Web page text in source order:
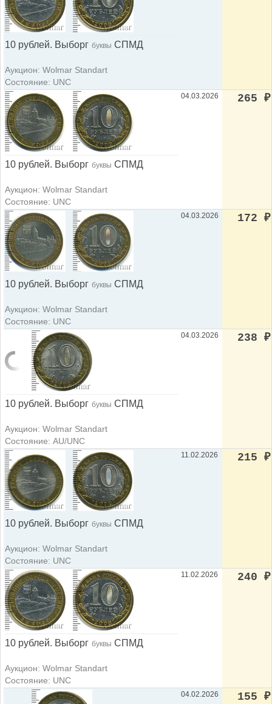
10 рублей. Выборг буквы СПМД
Аукцион: Wolmar Standart
Состояние: UNC
10 рублей. Выборг буквы СПМД
Аукцион: Wolmar Standart
Состояние: UNC
04.03.2026 265 ₽
10 рублей. Выборг буквы СПМД
Аукцион: Wolmar Standart
Состояние: UNC
04.03.2026 172 ₽
10 рублей. Выборг буквы СПМД
Аукцион: Wolmar Standart
Состояние: AU/UNC
04.03.2026 238 ₽
10 рублей. Выборг буквы СПМД
Аукцион: Wolmar Standart
Состояние: UNC
11.02.2026 215 ₽
10 рублей. Выборг буквы СПМД
Аукцион: Wolmar Standart
Состояние: UNC
11.02.2026 240 ₽
04.02.2026 155 ₽